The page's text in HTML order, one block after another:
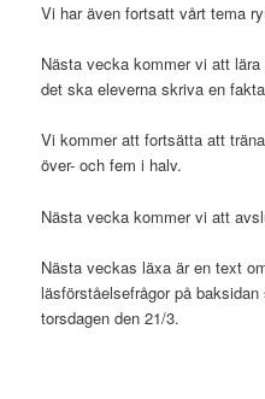
Vi har även fortsatt vårt tema
Nästa vecka kommer vi att
det ska eleverna skriva en
Vi kommer att fortsätta att
över- och fem i halv.
Nästa vecka kommer vi att
Nästa veckas läxa är en text
läsförståelsefrågor på
torsdagen den 21/3.